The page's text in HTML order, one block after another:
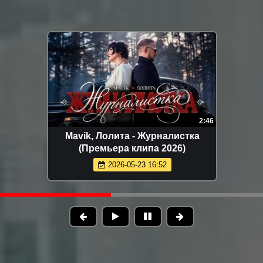
3:16
Люся Чеботина - По барабану
(Премьера клипа 2026)
2026-06-04 09:46